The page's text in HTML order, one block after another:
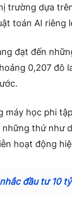
trường dựa
toán AI riêng
đạt đến
0,207 đô
máy học phi
thứ như
hoạt động
đầu tư 10